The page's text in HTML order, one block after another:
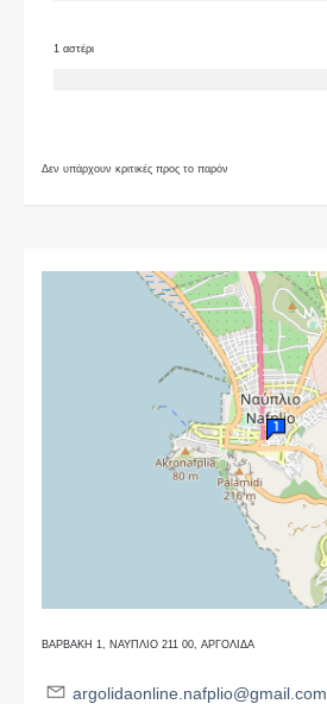
1 αστέρι
Δεν υπάρχουν κριτικές προς το παρόν
ΒΑΡΒΑΚΗ 1, ΝΑΥΠΛΙΟ 211 00, ΑΡΓΟΛΙΔΑ
argolidaonline.nafplio@gmail.com